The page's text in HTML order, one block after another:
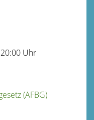
Uhr
(AFBG)